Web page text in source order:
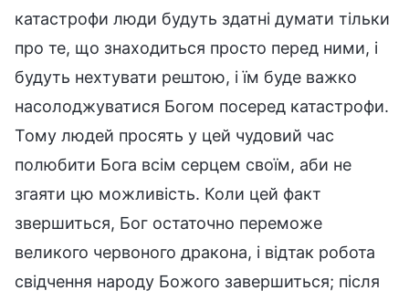
катастрофи люди будуть здатні думати тільки
про те, що знаходиться просто перед ними, і
будуть нехтувати рештою, і їм буде важко
насолоджуватися Богом посеред катастрофи.
Тому людей просять у цей чудовий час
полюбити Бога всім серцем своїм, аби не
згаяти цю можливість. Коли цей факт
звершиться, Бог остаточно переможе
великого червоного дракона, і відтак робота
свідчення народу Божого завершиться; після